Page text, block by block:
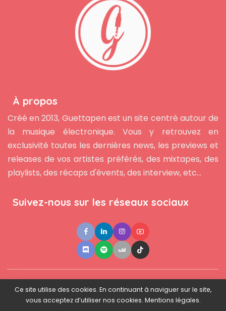
À propos
Créé en 2013, Guettapen est un site centré autour de
la musique électronique. Vous y retrouvez en
exclusivité toutes les dernières news, les previews et
releases de vos artistes préférés, des mixtapes, des
playlists, des récaps d'évents, des interview, etc...
Suivez-nous sur les réseaux sociaux
Contact ●Newsletter ● L'équipe ● Mentions légales
Ce site utilise des cookies. En continuant à naviguer sur le site,
vous acceptez d’utiliser nos cookies. Mentions légales.